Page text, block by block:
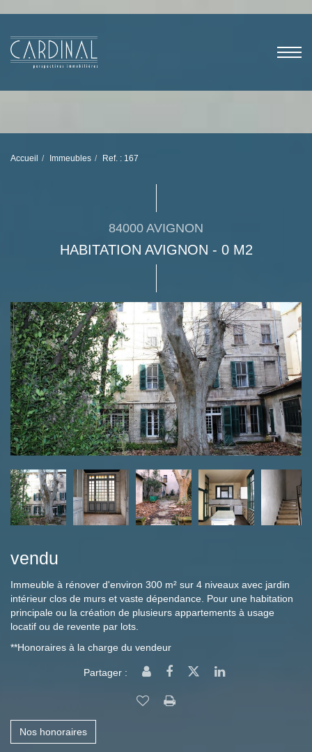
Accueil Immeubles Ref. : 167
84000 AVIGNON
HABITATION AVIGNON - 0 M2
vendu
Immeuble à rénover d'environ 300 m² sur 4 niveaux avec jardin
intérieur clos de murs et vaste dépendance. Pour une habitation
principale ou la création de plusieurs appartements à usage
locatif ou de revente par lots.
**Honoraires à la charge du vendeur
Partager :
Nos honoraires